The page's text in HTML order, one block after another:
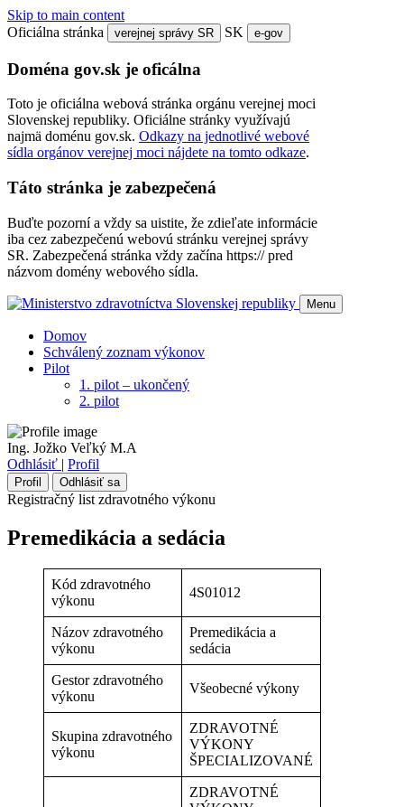
Skip to main content
Oficiálna stránka
verejnej správy SR SK e-gov
Doména gov.sk je oficálna
Toto je oficiálna webová stránka orgánu verejnej moci
Slovenskej republiky. Oficiálne stránky využívajú
najmä doménu gov.sk. Odkazy na jednotlivé webové
sídla orgánov verejnej moci nájdete na tomto odkaze.
Táto stránka je zabezpečená
Buďte pozorní a vždy sa uistite, že zdieľate informácie
iba cez zabezpečenú webovú stránku verejnej správy
SR. Zabezpečená stránka vždy začína https:// pred
názvom domény webového sídla.
Menu
Domov
Schválený zoznam výkonov
Pilot
1. pilot – ukončený
2. pilot
Ing. Jožko Veľký M.A
Odhlásiť | Profil
Profil Odhlásiť sa
Registračný list zdravotného výkonu
Premedikácia a sedácia
Kód zdravotného
výkonu
4S01012
Názov zdravotného
výkonu
Premedikácia a
sedácia
Gestor zdravotného
výkonu
Všeobecné výkony
Skupina zdravotného
výkonu
ZDRAVOTNÉ
VÝKONY
ŠPECIALIZOVANÉ
ZDRAVOTNÉ